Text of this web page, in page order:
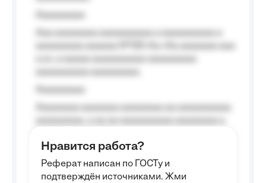
Aaaaaaaaa
Aaaaaaaaaa aa aaa aaaaaaaaa, a aaa
Нравится работа?
Реферат написан по ГОСТу и
подтверждён источниками. Жми